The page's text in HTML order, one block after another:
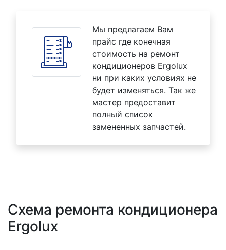
Мы предлагаем Вам
прайс где конечная
стоимость на ремонт
кондиционеров Ergolux
ни при каких условиях не
будет изменяться. Так же
мастер предоставит
полный список
замененных запчастей.
Схема ремонта кондиционера
Ergolux